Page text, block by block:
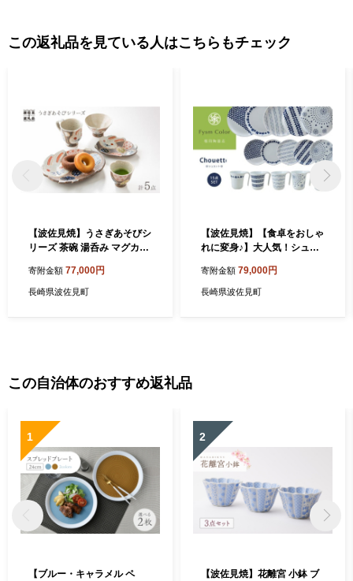
この返礼品を見ている人はこちらもチェック
【波佐見焼】うさぎあそびシ
リーズ 茶碗 湯呑み マグカッ
食器 皿 【洸彩窯】 [EE02]
寄附金額 77,000円
長崎県波佐見町
【波佐見焼】【食卓をおしゃ
れに変身♪】大人気！シュエ
カップ 含む 豪華15点ファミ
リーセット 食器 皿 【福田陶
寄附金額 79,000円
長崎県波佐見町
この自治体のおすすめ返礼品
1
【ブルー・キャラメル ペ
2
【波佐見焼】花離宮 小鉢 ブ